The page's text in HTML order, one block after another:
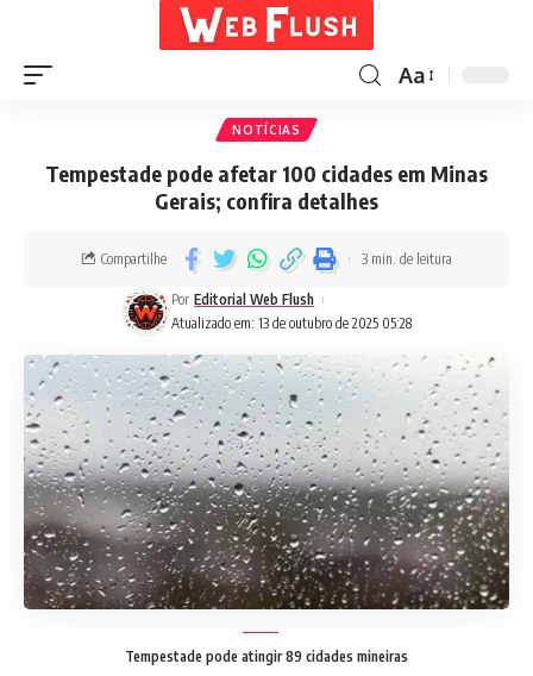
Aa
NOTÍCIAS
Tempestade pode afetar 100 cidades em Minas
Gerais; confira detalhes
Atualizado em: 13 de outubro de 2025 05:28
Por Editorial Web Flush
Compartilhe 3 min. de leitura
Tempestade pode atingir 89 cidades mineiras